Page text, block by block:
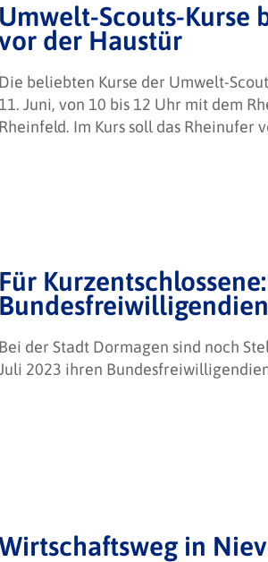
Umwelt-Scouts-
der Haustür
Die beliebten Kurse der Umwelt-
11. Juni, von 10 bis 12 Uhr mit dem
Rheinfeld. Im Kurs soll das Rheinufer
Für
Bei der Stadt Dormagen sind noch
2023 ihren
in